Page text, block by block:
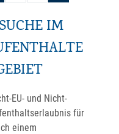
IM
EU- und Nicht-
für
einem